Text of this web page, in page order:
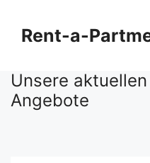
Inhalt
springenRent-a-
Unsere
Angebote